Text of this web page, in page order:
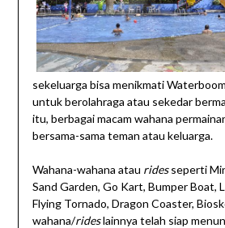
sekeluarga bisa menikmati
untuk berolahraga atau sekedar
itu, berbagai macam wahana
bersama-sama teman atau keluarga.
Wahana-wahana atau ridesseperti
Sand Garden, Go Kart, Bumper Boat,
Flying Tornado, Dragon Coaster,
wahana/rideslainnya telah siap